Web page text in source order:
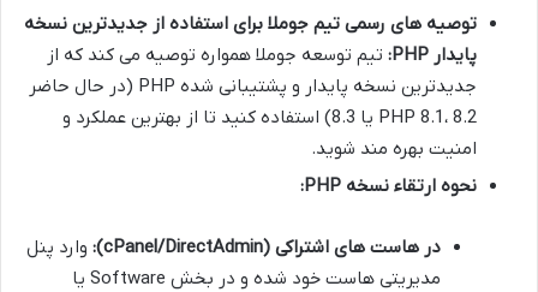
توصیه های رسمی تیم جوملا برای استفاده از جدیدترین نسخه
پایدار PHP:
تیم توسعه جوملا همواره توصیه می کند که از
جدیدترین نسخه پایدار و پشتیبانی شده PHP (در حال حاضر
PHP 8.1، 8.2 یا 8.3) استفاده کنید تا از بهترین عملکرد و
امنیت بهره مند شوید.
نحوه ارتقاء نسخه PHP:
در هاست های اشتراکی (cPanel/DirectAdmin):
وارد پنل
مدیریتی هاست خود شده و در بخش Software یا